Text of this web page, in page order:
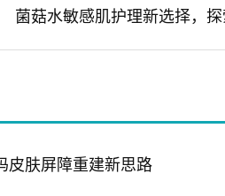
皮肤屏障重建新思路